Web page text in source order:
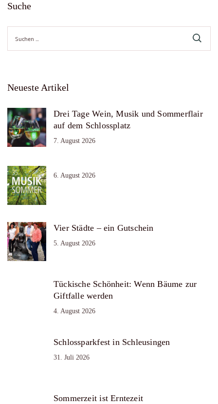
Suche
nach:
Neueste Artikel
Drei Tage Wein, Musik und Sommerflair
auf dem Schlossplatz
7. August 2026
6. August 2026
Vier Städte – ein Gutschein
5. August 2026
Tückische Schönheit: Wenn Bäume zur
Giftfalle werden
4. August 2026
Schlossparkfest in Schleusingen
31. Juli 2026
Sommerzeit ist Erntezeit